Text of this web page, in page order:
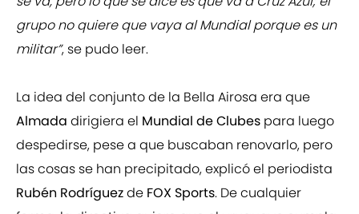
grupo no quiere que vaya al Mundial porque es un
militar”, se pudo leer.
La idea del conjunto de la Bella Airosa era que
Almada dirigiera el Mundial de Clubes para luego
despedirse, pese a que buscaban renovarlo, pero
las cosas se han precipitado, explicó el periodista
Rubén Rodríguezde FOX Sports. De cualquier